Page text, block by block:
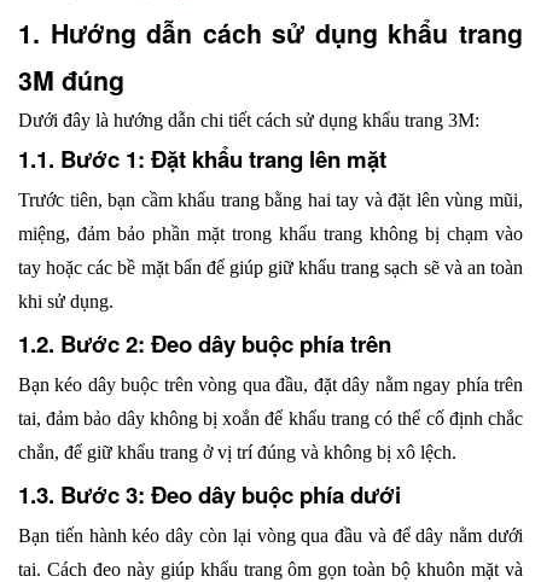
1. Hướng dẫn cách sử dụng khẩu trang
3M đúng
Dưới đây là hướng dẫn chi tiết cách sử dụng khẩu trang 3M:
1.1. Bước 1: Đặt khẩu trang lên mặt
Trước tiên, bạn cầm khẩu trang bằng hai tay và đặt lên vùng mũi,
miệng, đảm bảo phần mặt trong khẩu trang không bị chạm vào
tay hoặc các bề mặt bẩn để giúp giữ khẩu trang sạch sẽ và an toàn
khi sử dụng.
1.2. Bước 2: Đeo dây buộc phía trên
Bạn kéo dây buộc trên vòng qua đầu, đặt dây nằm ngay phía trên
tai, đảm bảo dây không bị xoắn để khẩu trang có thể cố định chắc
chắn, để giữ khẩu trang ở vị trí đúng và không bị xô lệch.
1.3. Bước 3: Đeo dây buộc phía dưới
Bạn tiến hành kéo dây còn lại vòng qua đầu và để dây nằm dưới
tai. Cách đeo này giúp khẩu trang ôm gọn toàn bộ khuôn mặt và